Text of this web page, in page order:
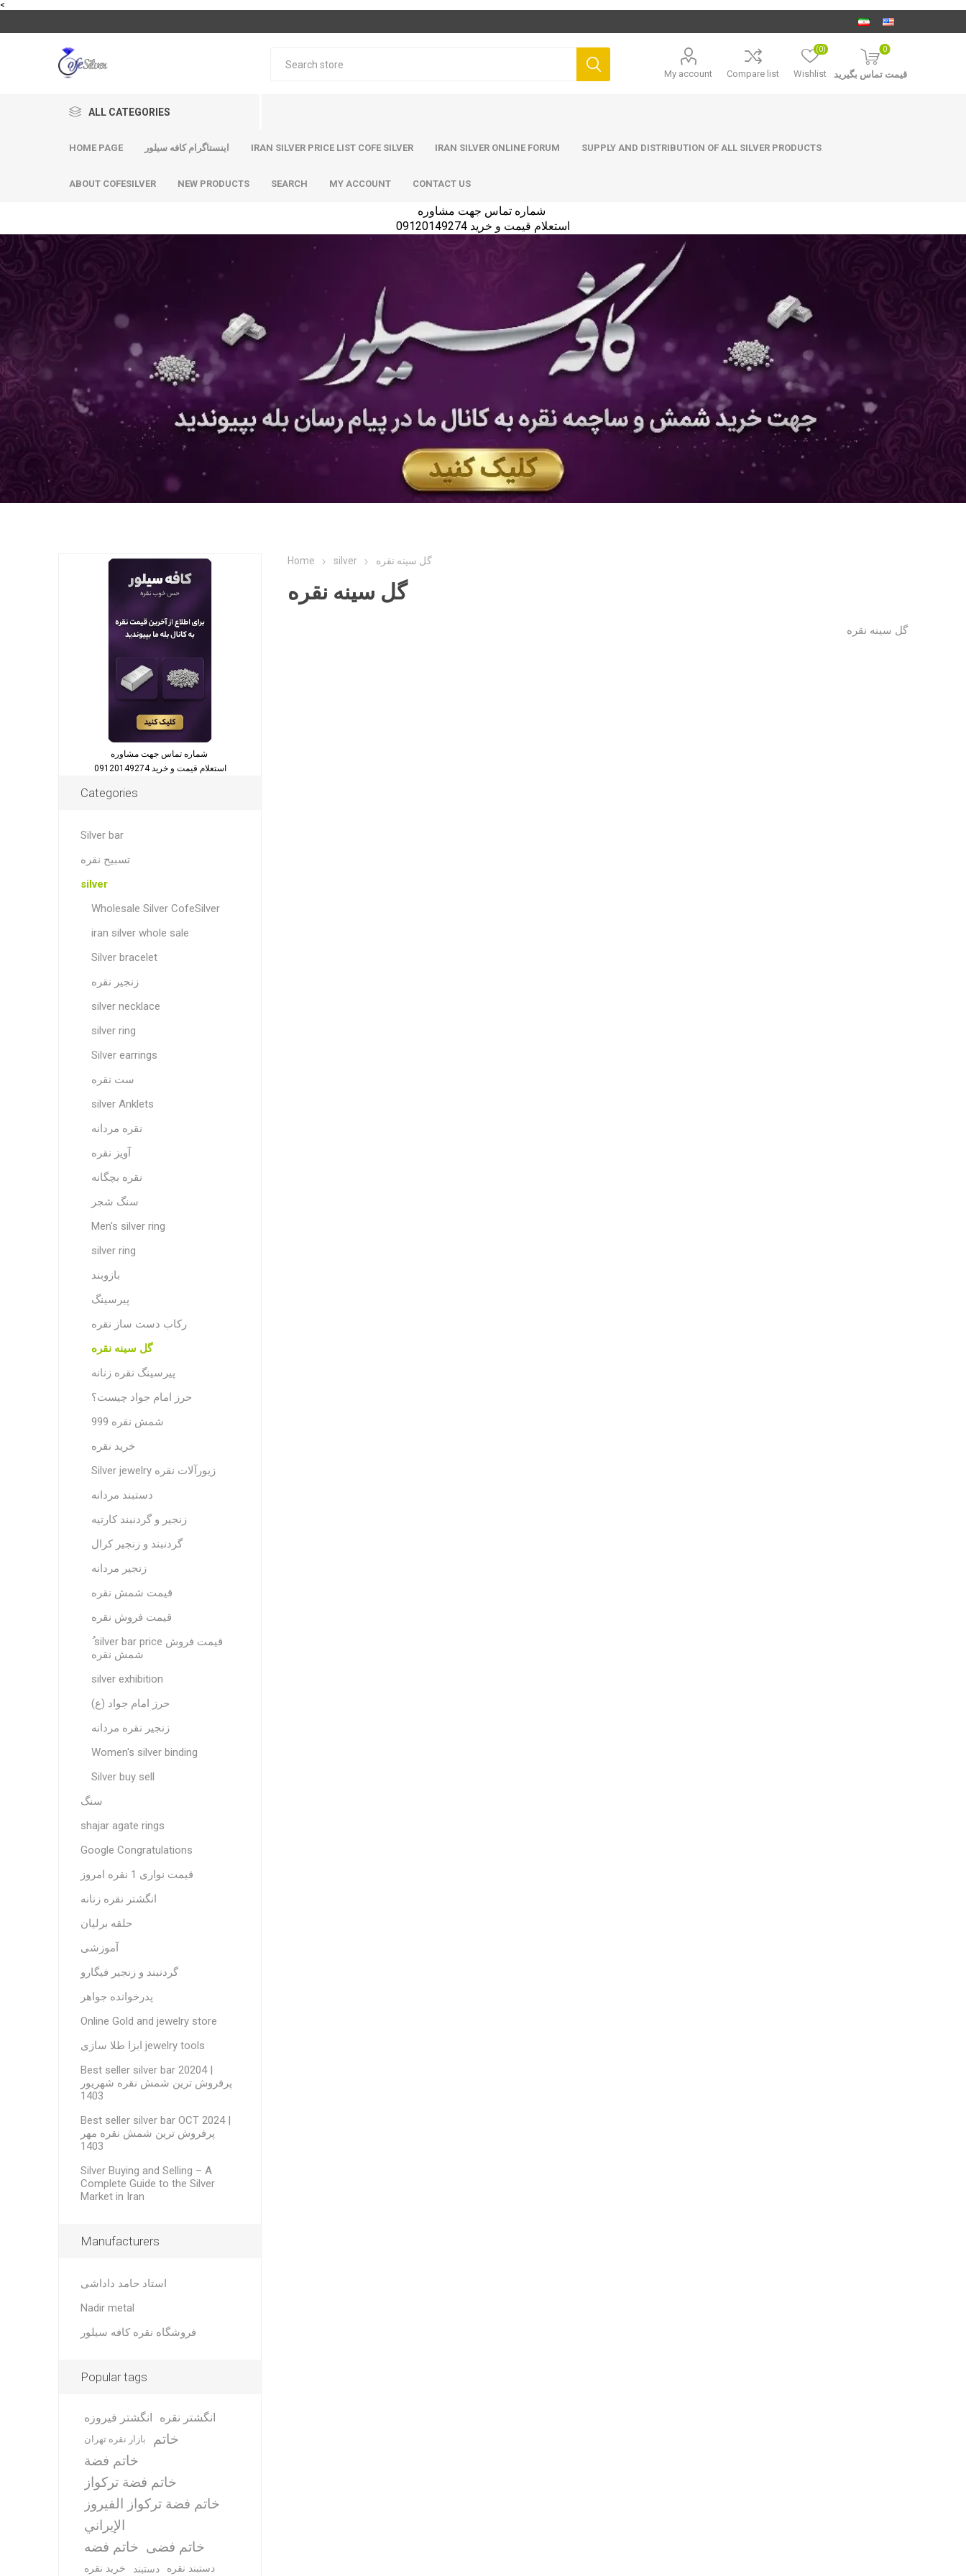
<
My account Compare list Wishlist
(0) 0
قیمت تماس بگیرید
ALL CATEGORIES
HOME PAGE اینستاگرام کافه سیلور IRAN SILVER PRICE LIST COFE SILVER IRAN SILVER ONLINE FORUM SUPPLY AND DISTRIBUTION OF ALL SILVER PRODUCTS
ABOUT COFESILVER NEW PRODUCTS SEARCH MY ACCOUNT CONTACT US
استعلام قیمت و خرید 09120149274
Home silver گل سینه نقره
گل سینه نقره
گل سینه نقره
استعلام قیمت و خرید 09120149274
Categories
Silver bar
تسبیح نقره
silver
Wholesale Silver CofeSilver
iran silver whole sale
Silver bracelet
زنجیر نقره
silver necklace
silver ring
Silver earrings
ست نقره
silver Anklets
نقره مردانه
آویز نقره
نقره بچگانه
سنگ شجر
Men's silver ring
silver ring
بازوبند
پیرسینگ
رکاب دست ساز نقره
گل سینه نقره
پیرسینگ نقره زنانه
حرز امام جواد چیست؟
شمش نقره 999
خرید نقره
Silver jewelry زیورآلات نقره
دستبند مردانه
زنجیر و گردنبند کارتیه
گردنبند و زنجیر کرال
زنجیر مردانه
قیمت شمش نقره
قیمت فروش نقره
ُ silver bar price قیمت فروش
شمش نقره
silver exhibition
حرز امام جواد (ع)
زنجیر نقره مردانه
Women's silver binding
Silver buy sell
سنگ
shajar agate rings
Google Congratulations
قیمت نواری 1 نقره امروز
انگشتر نقره زنانه
حلقه برلیان
آموزشی
گردنبند و زنجیر فیگارو
پدرخوانده جواهر
Online Gold and jewelry store
ابزا طلا سازی jewelry tools
Best seller silver bar 20204 |
پرفروش ترین شمش نقره شهریور
1403
Best seller silver bar OCT 2024 |
پرفروش ترین شمش نقره مهر
1403
Silver Buying and Selling – A
Complete Guide to the Silver
Market in Iran
Manufacturers
استاد حامد داداشی
Nadir metal
فروشگاه نقره کافه سیلور
Popular tags
انگشتر فیروزه انگشتر نقره
بازار نقره تهران
خاتم
خاتم فضة
خاتم فضة تركواز
خاتم فضة تركواز الفيروز
الإيراني
خاتم فضه خاتم فضی
خرید نقره دستبند دستبند نقره